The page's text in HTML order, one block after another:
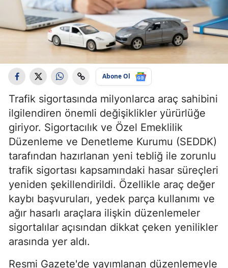
Abone Ol
Trafik sigortasında milyonlarca araç sahibini
ilgilendiren önemli değişiklikler yürürlüğe
giriyor. Sigortacılık ve Özel Emeklilik
Düzenleme ve Denetleme Kurumu (SEDDK)
tarafından hazırlanan yeni tebliğ ile zorunlu
trafik sigortası kapsamındaki hasar süreçleri
yeniden şekillendirildi. Özellikle araç değer
kaybı başvuruları, yedek parça kullanımı ve
ağır hasarlı araçlara ilişkin düzenlemeler
sigortalılar açısından dikkat çeken yenilikler
arasında yer aldı.
Resmi Gazete'de yayımlanan düzenlemeyle